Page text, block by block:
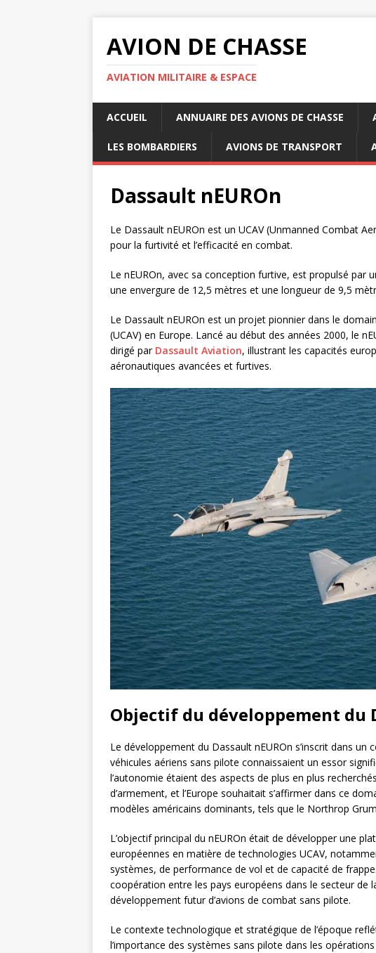
AVION DE CHASSE
AVIATION MILITAIRE & ESPACE
ACCUEIL ANNUAIRE DES AVIONS DE CHASSE
LES BOMBARDIERS AVIONS DE TRANSPORT
Dassault nEUROn
Le Dassault nEUROn est un UCAV (Unmanned Combat
pour la furtivité et l’efficacité en combat.
Le nEUROn, avec sa conception furtive, est propulsé par
une envergure de 12,5 mètres et une longueur de 9,5
Le Dassault nEUROn est un projet pionnier dans le
(UCAV) en Europe. Lancé au début des années 2000, le
dirigé par Dassault Aviation, illustrant les capacités
aéronautiques avancées et furtives.
Objectif du développement du
Le développement du Dassault nEUROn s’inscrit dans
véhicules aériens sans pilote connaissaient un essor
l’autonomie étaient des aspects de plus en plus
d’armement, et l’Europe souhaitait s’affirmer dans ce
modèles américains dominants, tels que le Northrop
L’objectif principal du nEUROn était de développer une
européennes en matière de technologies UCAV,
systèmes, de performance de vol et de capacité de
coopération entre les pays européens dans le secteur de
développement futur d’avions de combat sans pilote.
Le contexte technologique et stratégique de l’époque
l’importance des systèmes sans pilote dans les